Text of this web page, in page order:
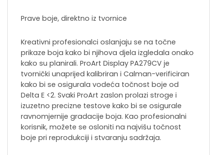
Prave boje, direktno iz tvornice
Kreativni profesionalci oslanjaju se na točne
prikaze boja kako bi njihova djela izgledala onako
kako su planirali. ProArt Display PA279CV je
tvornički unaprijed kalibriran i Calman-verificiran
kako bi se osigurala vodeća točnost boje od
Delta E <2. Svaki ProArt zaslon prolazi stroge i
izuzetno precizne testove kako bi se osigurale
ravnomjernije gradacije boja. Kao profesionalni
korisnik, možete se osloniti na najvišu točnost
boje pri reprodukciji i stvaranju sadržaja.